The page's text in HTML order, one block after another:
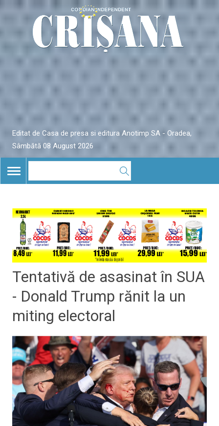
Editat de Casa de presa si editura Anotimp SA - Oradea,
Sâmbătă 08 August 2026
TOGGLE
NAVIGATION
Tentativă de asasinat în SUA
- Donald Trump rănit la un
miting electoral